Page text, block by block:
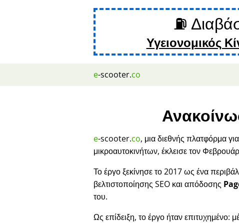
⛽
Υγειονομικός
e-scooter.co
e-scooter.co, μια διεθνής πλατφόρμα
μικροαυτοκινήτων, έκλεισε τον
Το έργο ξεκίνησε το 2017 ως ένα
βελτιστοποίησης SEO και απόδοσης
του.
Ως επίδειξη, το έργο ήταν επιτυχημένο: